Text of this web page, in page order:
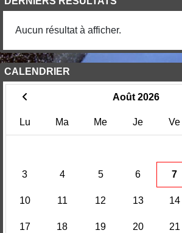
Aucun résultat à afficher.
CALENDRIER
Août 2026
Lu Ma Me Je Ve
3 4 5 6 7
10 11 12 13 14
17 18 19 20 21